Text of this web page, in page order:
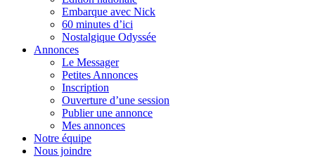
Embarque avec Nick
60 minutes d’ici
Nostalgique Odyssée
Annonces
Le Messager
Petites Annonces
Inscription
Ouverture d’une session
Publier une annonce
Mes annonces
Notre équipe
Nous joindre